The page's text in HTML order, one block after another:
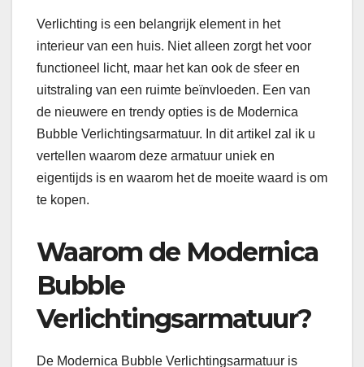
Verlichting is een belangrijk element in het
interieur van een huis. Niet alleen zorgt het voor
functioneel licht, maar het kan ook de sfeer en
uitstraling van een ruimte beïnvloeden. Een van
de nieuwere en trendy opties is de Modernica
Bubble Verlichtingsarmatuur. In dit artikel zal ik u
vertellen waarom deze armatuur uniek en
eigentijds is en waarom het de moeite waard is om
te kopen.
Waarom de Modernica
Bubble
Verlichtingsarmatuur?
De Modernica Bubble Verlichtingsarmatuur is